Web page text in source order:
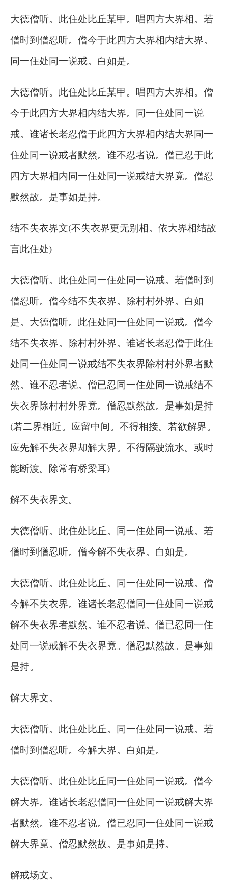
大德僧听。此住处比丘某甲。唱四方大界相。若
僧时到僧忍听。僧今于此四方大界相内结大界。
同一住处同一说戒。白如是。
大德僧听。此住处比丘某甲。唱四方大界相。僧
今于此四方大界相内结大界。同一住处同一说
戒。谁诸长老忍僧于此四方大界相内结大界同一
住处同一说戒者默然。谁不忍者说。僧已忍于此
四方大界相内同一住处同一说戒结大界竟。僧忍
默然故。是事如是持。
结不失衣界文(不失衣界更无别相。依大界相结故
言此住处)
大德僧听。此住处同一住处同一说戒。若僧时到
僧忍听。僧今结不失衣界。除村村外界。白如
是。大德僧听。此住处同一住处同一说戒。僧今
结不失衣界。除村村外界。谁诸长老忍僧于此住
处同一住处同一说戒结不失衣界除村村外界者默
然。谁不忍者说。僧已忍同一住处同一说戒结不
失衣界除村村外界竟。僧忍默然故。是事如是持
(若二界相近。应留中间。不得相接。若欲解界。
应先解不失衣界却解大界。不得隔驶流水。或时
能断渡。除常有桥梁耳)
解不失衣界文。
大德僧听。此住处比丘。同一住处同一说戒。若
僧时到僧忍听。僧今解不失衣界。白如是。
大德僧听。此住处比丘。同一住处同一说戒。僧
今解不失衣界。谁诸长老忍僧同一住处同一说戒
解不失衣界者默然。谁不忍者说。僧已忍同一住
处同一说戒解不失衣界竟。僧忍默然故。是事如
是持。
解大界文。
大德僧听。此住处比丘。同一住处同一说戒。若
僧时到僧忍听。今解大界。白如是。
大德僧听。此住处比丘同一住处同一说戒。僧今
解大界。谁诸长老忍僧同一住处同一说戒解大界
者默然。谁不忍者说。僧已忍同一住处同一说戒
解大界竟。僧忍默然故。是事如是持。
解戒场文。